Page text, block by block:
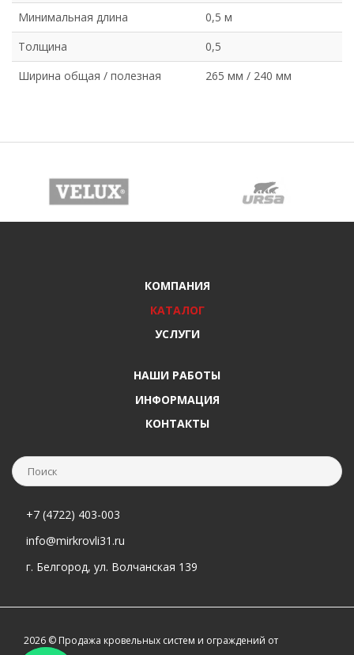
Минимальная длина
0,5 м
Толщина
0,5
Ширина общая / полезная
265 мм / 240 мм
КОМПАНИЯ
КАТАЛОГ
УСЛУГИ
НАШИ РАБОТЫ
ИНФОРМАЦИЯ
КОНТАКТЫ
+7 (4722) 403-003
info@mirkrovli31.ru
г. Белгород, ул. Волчанская 139
2026 © Продажа кровельных систем и ограждений от